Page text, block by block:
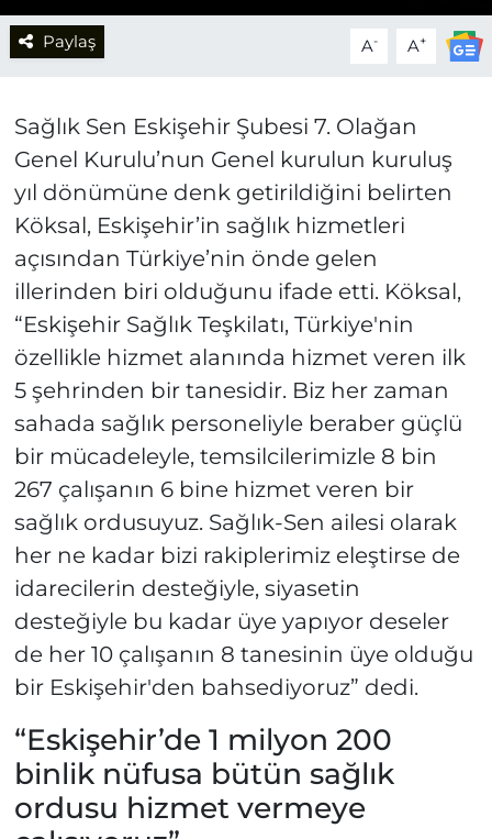
Paylaş A- A+
Sağlık Sen Eskişehir Şubesi 7. Olağan
Genel Kurulu’nun Genel kurulun kuruluş
yıl dönümüne denk getirildiğini belirten
Köksal, Eskişehir’in sağlık hizmetleri
açısından Türkiye’nin önde gelen
illerinden biri olduğunu ifade etti. Köksal,
“Eskişehir Sağlık Teşkilatı, Türkiye'nin
özellikle hizmet alanında hizmet veren ilk
5 şehrinden bir tanesidir. Biz her zaman
sahada sağlık personeliyle beraber güçlü
bir mücadeleyle, temsilcilerimizle 8 bin
267 çalışanın 6 bine hizmet veren bir
sağlık ordusuyuz. Sağlık-Sen ailesi olarak
her ne kadar bizi rakiplerimiz eleştirse de
idarecilerin desteğiyle, siyasetin
desteğiyle bu kadar üye yapıyor deseler
de her 10 çalışanın 8 tanesinin üye olduğu
bir Eskişehir'den bahsediyoruz” dedi.
“Eskişehir’de 1 milyon 200
binlik nüfusa bütün sağlık
ordusu hizmet vermeye